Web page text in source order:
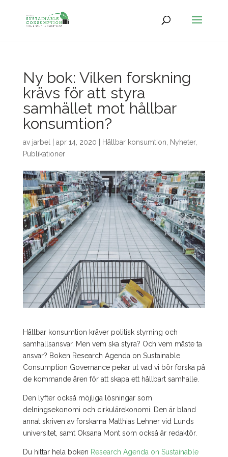
Ny bok: Vilken forskning
krävs för att styra
samhället mot hållbar
konsumtion?
av jarbel apr 14, 2020 Hållbar konsumtion Nyheter,
Publikationer
Hållbar konsumtion kräver politisk styrning och
samhällsansvar. Men vem ska styra? Och vem måste ta
ansvar? Boken Research Agenda on Sustainable
Consumption Governance pekar ut vad vi bör forska på
de kommande åren för att skapa ett hållbart samhälle.
Den lyfter också möjliga lösningar som
delningsekonomi och cirkulärekonomi. Den är bland
annat skriven av forskarna Matthias Lehner vid Lunds
universitet, samt Oksana Mont som också är redaktör.
Du hittar hela boken Research Agenda on Sustainable